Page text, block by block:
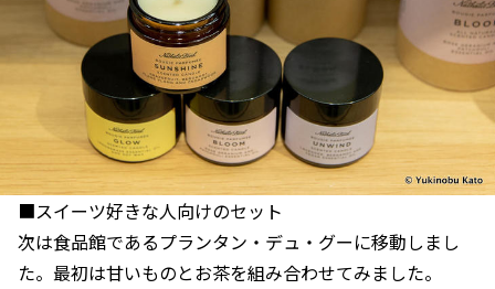
■スイーツ好きな人向けのセット
次は食品館であるプランタン・デュ・グーに移動しまし
た。最初は甘いものとお茶を組み合わせてみました。